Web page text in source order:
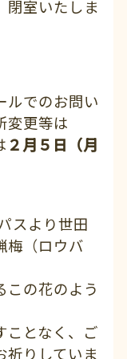
閉室いたしま
ルでのお問い
変更等は
２月５日（月
スより世田
梅（ロウバ
この花のよう
ことなく、ご
祈りしていま